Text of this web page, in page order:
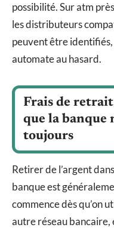
possibilité. Sur atm
les distributeurs
peuvent être
automate au hasard.
Frais de
que la banque
toujours
Retirer de l’argent
banque est
commence dès qu’on
autre réseau bancaire,